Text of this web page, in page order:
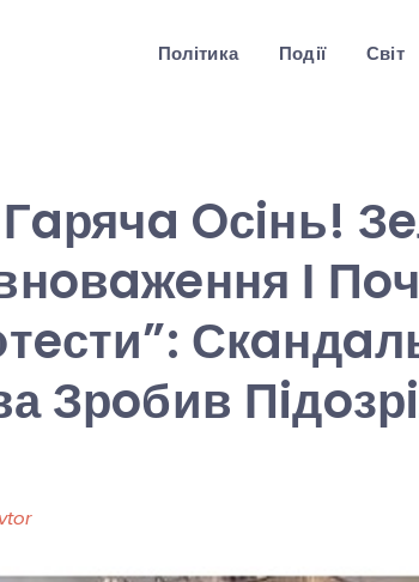
Політика Події Світ
Oсiнь!
І
Зрoбив